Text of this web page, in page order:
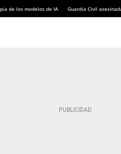
de los modelos de IA Guardia Civil